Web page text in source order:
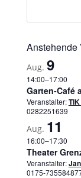
Anstehende
Aug. 9
14:00–17:00
Garten-Café
Veranstalter:
0282251639
Aug. 11
16:00–17:30
Theater
Veranstalter:
0175-